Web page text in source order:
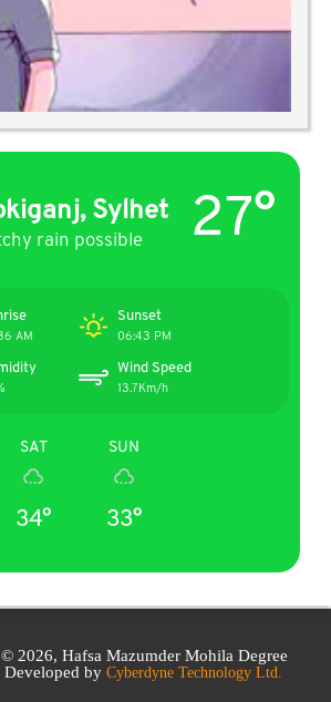
Sylhet
rain possible 27°
AM
Sunset
06:43 PM
Wind Speed
13.7Km/h
SAT
34°
SUN
33°
2026, Hafsa Mazumder Mohila Degree
by Cyberdyne Technology Ltd.